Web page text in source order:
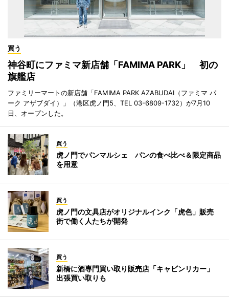
買う
神谷町にファミマ新店舗「FAMIMA PARK」 初の
旗艦店
ファミリーマートの新店舗「FAMIMA PARK AZABUDAI（ファミマ パ
ーク アザブダイ）」（港区虎ノ門5、TEL 03-6809-1732）が7月10
日、オープンした。
買う
虎ノ門でパンマルシェ パンの食べ比べ＆限定商品
を用意
買う
虎ノ門の文具店がオリジナルインク「虎色」販売
街で働く人たちが開発
買う
新橋に酒専門買い取り販売店「キャビンリカー」
出張買い取りも